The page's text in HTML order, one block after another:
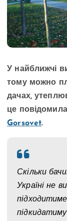
У найближчі
тому можно
дачах,
це
Gorsovet.
Скільки
Україні не